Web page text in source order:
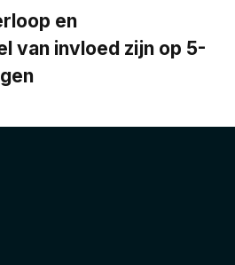
en
van invloed zijn op 5-